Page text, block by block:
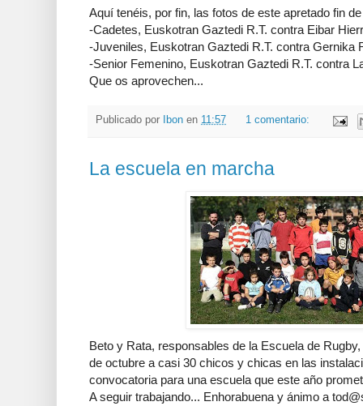
Aquí tenéis, por fin, las fotos de este apretado fin
-Cadetes, Euskotran Gaztedi R.T. contra Eibar
-Juveniles, Euskotran Gaztedi R.T. contra Gernika
-Senior Femenino, Euskotran Gaztedi R.T. contra
Que os aprovechen...
Publicado por Ibon en 11:57 1 comentario:
La escuela en marcha
Beto y Rata, responsables de la Escuela de
de octubre a casi 30 chicos y chicas en las
convocatoria para una escuela que este año
A seguir trabajando... Enhorabuena y ánimo a